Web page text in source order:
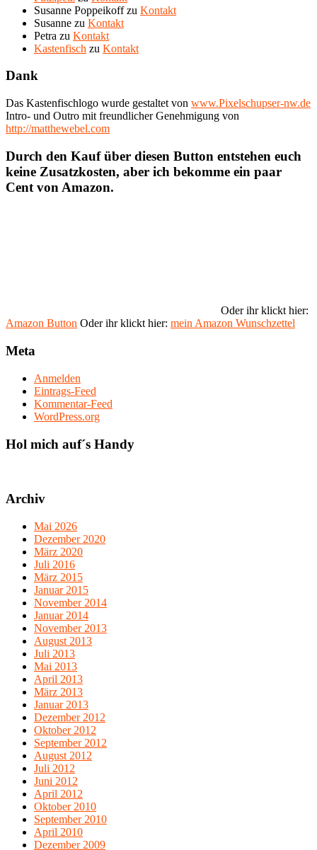
Susanne Poppeikoffzu Kontakt
Susanne zu Kontakt
Petra zu Kontakt
Kastenfisch zu Kontakt
Dank
Das Kastenfischlogo wurde gestaltet von www.Pixelschupser-nw.de
Intro- und Outro mit freundlicher Genehmigung von
http://matthewebel.com
Durch den Kauf über diesen Button entstehen euch
keine Zusatzkosten, aber ich bekomme ein paar
Cent von Amazon.
Oder ihr klickt hier:
Amazon Button Oder ihr klickt hier: mein Amazon Wunschzettel
Meta
Anmelden
Eintrags-Feed
Kommentar-Feed
WordPress.org
Hol mich auf´s Handy
Archiv
Mai 2026
Dezember 2020
März 2020
Juli 2016
März 2015
Januar 2015
November 2014
Januar 2014
November 2013
August 2013
Juli 2013
Mai 2013
April 2013
März 2013
Januar 2013
Dezember 2012
Oktober 2012
September 2012
August 2012
Juli 2012
Juni 2012
April 2012
Oktober 2010
September 2010
April 2010
Dezember 2009